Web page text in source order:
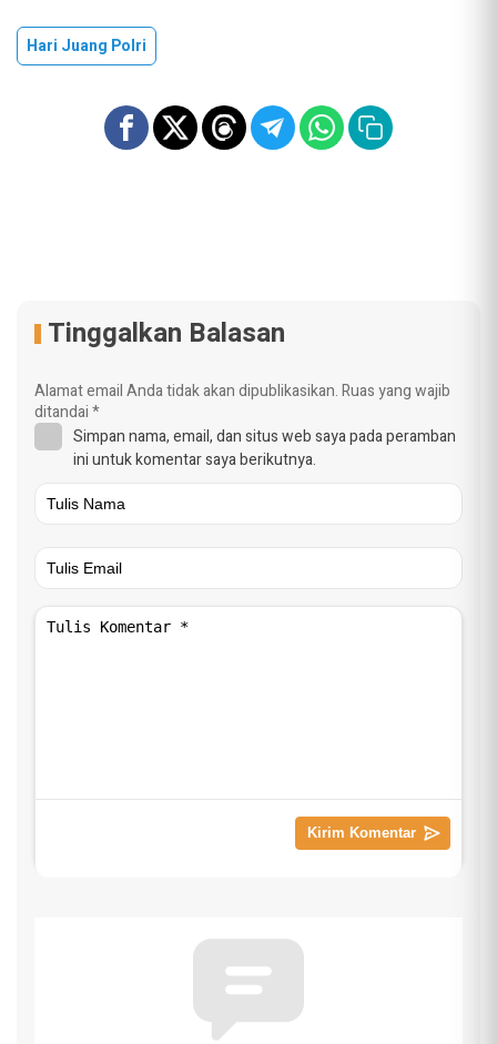
Hari Juang Polri
Tinggalkan Balasan
Alamat email Anda tidak akan dipublikasikan.Ruas yang wajib
ditandai*
Simpan nama, email, dan situs web saya pada peramban
ini untuk komentar saya berikutnya.